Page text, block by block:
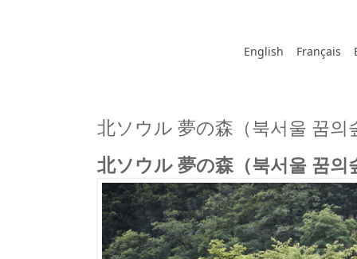
English Français
北ソウル 夢の森（북서울 꿈의
北ソウル 夢の森（북서울 꿈의